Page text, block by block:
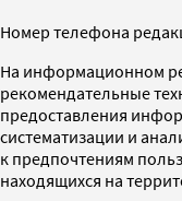
Номер телефона
На информационном
рекомендательные
предоставления
систематизации и
к предпочтениям
находящихся на